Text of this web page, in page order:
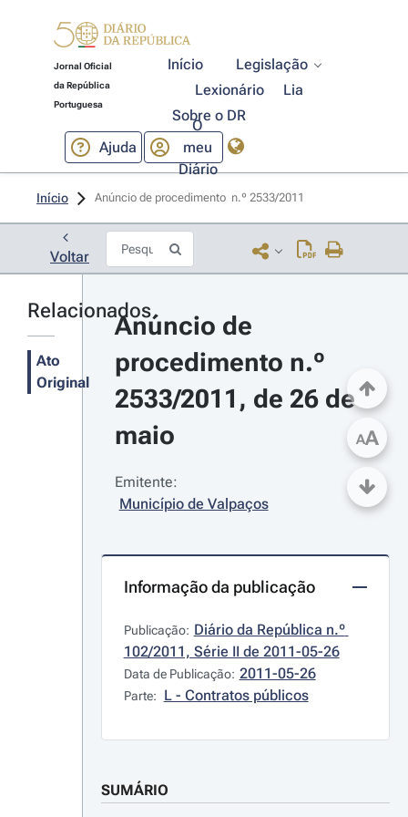
Jornal Oficial
da República
Portuguesa
Início
Legislação
Lexionário
Lia
Sobre o DR
Ajuda
O
meu
Diário
Início Anúncio de procedimento  n.º 2533/2011
Voltar
Relacionados
Ato
Original
Anúncio de
procedimento n.º
2533/2011, de 26 de
maio
Emitente:
Município de Valpaços
Informação da publicação
Publicação: Diário da República n.º
102/2011, Série II de 2011-05-26
Data de Publicação: 2011-05-26
Parte: L - Contratos públicos
SUMÁRIO
AA